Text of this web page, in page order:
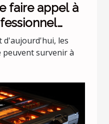
faire appel à
nocturnes
d'aujourd'hui, les
survenir à